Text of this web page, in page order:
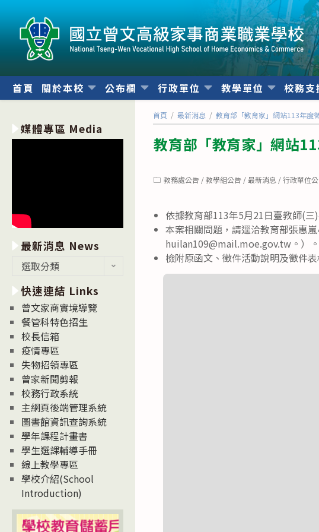
內
首頁 關於本校 公布欄 行政單位 教學單位 校務
首頁 / 最新消息 / 教育部「教育家」網站113年度
教育部「教育家」網站
Post教務處公告 / 教學組公告 / 最新消息 / 行政單位
依據教育部113年5月21日臺教師(三
本案相關問題，請逕洽教育部張惠
huilan109@mail.moe.gov.tw。）。
檢附原函文、徵件活動說明及徵件表
媒體專區 Media
最新消息 News
消
息
News
選取分類
快速連結 Links
曾文家商實境導覽
餐管科特色招生
校長信箱
疫情專區
失物招領專區
曾家新聞剪報
校務行政系統
主網頁後端管理系統
圖書館資訊查詢系統
學年課程計畫書
學生選課輔導手冊
線上教學專區
學校介紹(School
Introduction)